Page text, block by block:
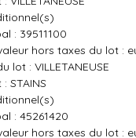
: 39511100
hors taxes du lot :
lot : VILLETANEUSE
STAINS
: 45261420
hors taxes du lot :